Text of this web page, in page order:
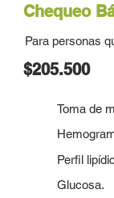
Chequeo
Para personas
$205.500
Toma de
Perfil
Glucosa.